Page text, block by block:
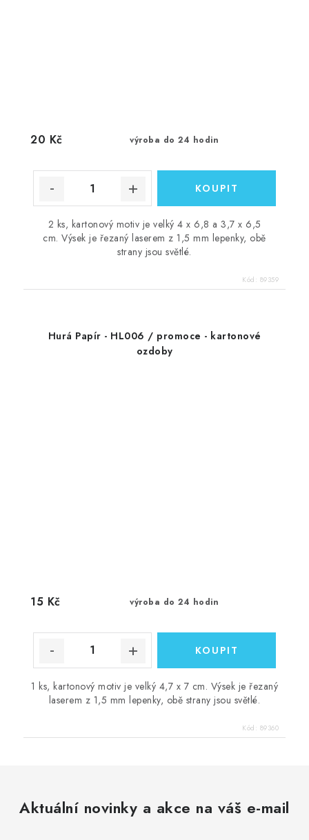
výroba do 24 hodin
20 Kč
2 ks, kartonový motiv je velký 4 x 6,8 a 3,7 x 6,5
cm. Výsek je řezaný laserem z 1,5 mm lepenky, obě
strany jsou světlé.
Kód: 89359
Hurá Papír - HL006 / promoce - kartonové
ozdoby
výroba do 24 hodin
15 Kč
1 ks, kartonový motiv je velký 4,7 x 7 cm. Výsek je řezaný
laserem z 1,5 mm lepenky, obě strany jsou světlé.
Kód: 89360
Aktuální novinky a akce na váš e-mail